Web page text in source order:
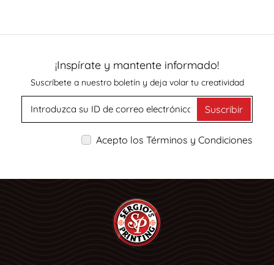
¡Inspírate y mantente informado!
Suscríbete a nuestro boletín y deja volar tu creatividad
Suscribir
Acepto los Términos y Condiciones